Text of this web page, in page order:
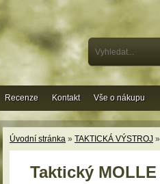
Úvodní stránka » TAKTICKÁ VÝSTROJ
Taktický
Recenze Kontakt Vše o nákupu